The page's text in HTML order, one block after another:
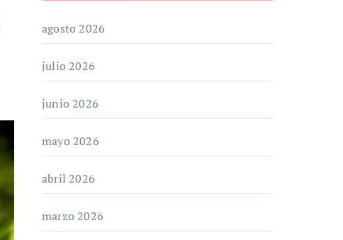
agosto 2026
julio 2026
junio 2026
mayo 2026
abril 2026
marzo 2026